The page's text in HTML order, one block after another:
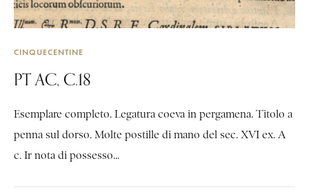
CINQUECENTINE
PT AC, C.18
Esemplare completo. Legatura coeva in pergamena. Titolo a
penna sul dorso. Molte postille di mano del sec. XVI ex. A
c. Ir nota di possesso...